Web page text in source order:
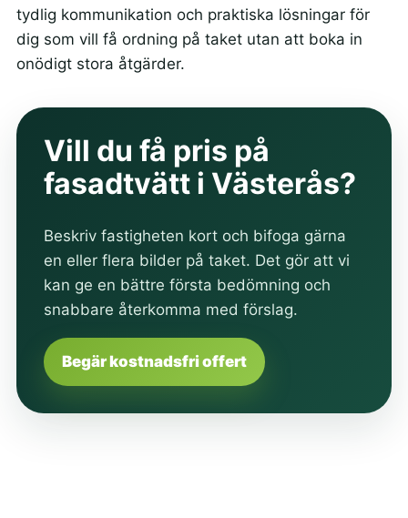
tydlig kommunikation och praktiska lösningar för
dig som vill få ordning på taket utan att boka in
onödigt stora åtgärder.
Vill du få pris på
fasadtvätt i Västerås?
Beskriv fastigheten kort och bifoga gärna
en eller flera bilder på taket. Det gör att vi
kan ge en bättre första bedömning och
snabbare återkomma med förslag.
Begär kostnadsfri offert